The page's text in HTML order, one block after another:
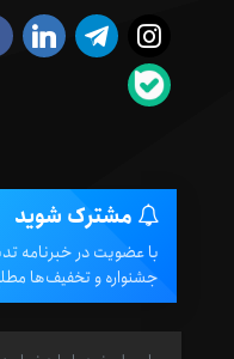
مشترک شوید
با عضویت در خبرنامه
جشنواره و تخفیف‌ها